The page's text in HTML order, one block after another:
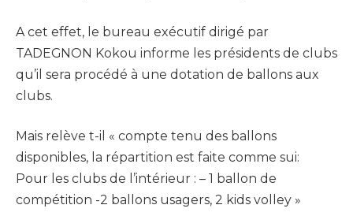
A cet effet, le bureau exécutif dirigé par
TADEGNON Kokou informe les présidents de clubs
qu’il sera procédé à une dotation de ballons aux
clubs.
Mais relève t-il « compte tenu des ballons
disponibles, la répartition est faite comme sui:
Pour les clubs de l’intérieur : – 1 ballon de
compétition -2 ballons usagers, 2 kids volley »